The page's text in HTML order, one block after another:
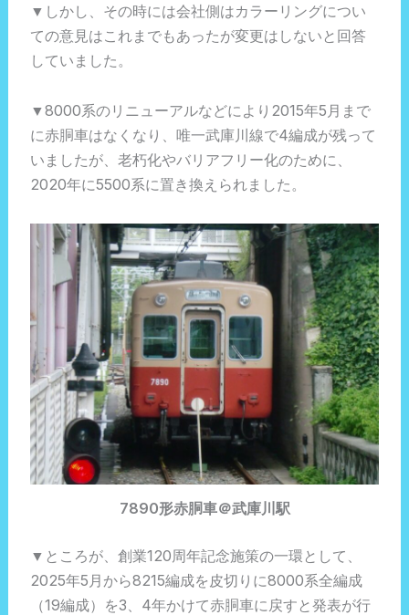
▼しかし、その時には会社側はカラーリングについ
ての意見はこれまでもあったが変更はしないと回答
していました。
▼8000系のリニューアルなどにより2015年5月まで
に赤胴車はなくなり、唯一武庫川線で4編成が残って
いましたが、老朽化やバリアフリー化のために、
2020年に5500系に置き換えられました。
7890形赤胴車＠武庫川駅
▼ところが、創業120周年記念施策の一環として、
2025年5月から8215編成を皮切りに8000系全編成
（19編成）を3、4年かけて赤胴車に戻すと発表が行